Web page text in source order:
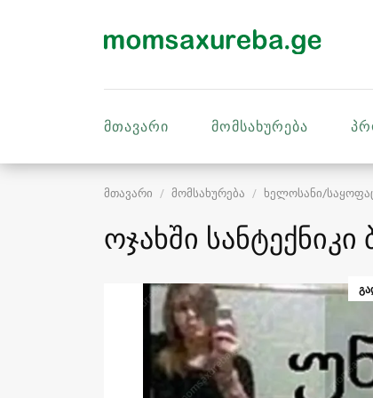
მთავარი მომსახურება
მთავარი მომსახურება ხელოსანი/
ოჯახში